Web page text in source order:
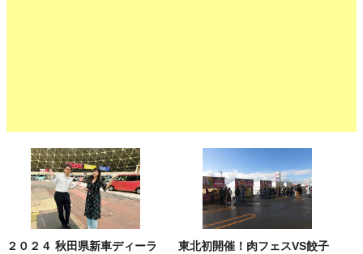
２０２４ 秋田県新車ディーラ
東北初開催！肉フェスVS餃子